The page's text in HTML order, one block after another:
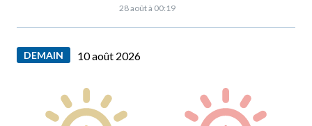
28 août à 00:19
DEMAIN 10 août 2026